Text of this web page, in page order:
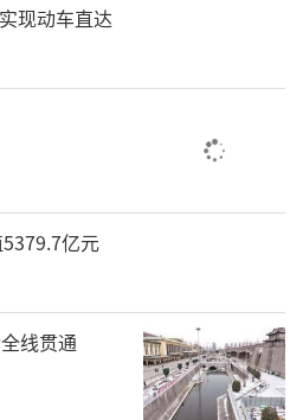
快60岁了，做这个手术
议注射肉毒与玻尿酸，
面诊工作人员建议记者
个星期，别人会以为你
医院面诊人员建议记
毒），打个下巴（玻尿
瘦了好多。”
现动车直达
亿元
线贯通